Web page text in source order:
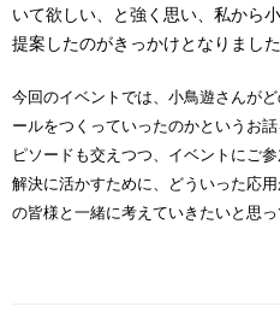
いて欲しい、と強く思い、私から
提案したのがきっかけとなりました
今回のイベントでは、小鳥遊さんが
ールをつくっていったのかというお
ピソードも交えつつ、イベントにご
解決に活かすために、どういった応
の皆様と一緒に考えていきたいと思っ